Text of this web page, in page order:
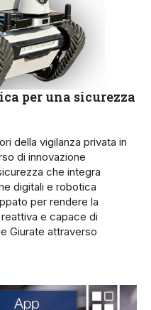
per una sicurezza
della vigilanza privata in
di innovazione
che integra
digitali e robotica
per rendere la
e capace di
Giurate attraverso